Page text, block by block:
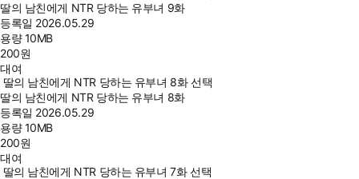
딸의 남친에게 NTR 당하는 유부녀 9화
등록일 2026.05.29
용량10MB
200원
대여
딸의 남친에게 NTR 당하는 유부녀 8화 선택
딸의 남친에게 NTR 당하는 유부녀 8화
등록일 2026.05.29
용량10MB
200원
대여
딸의 남친에게 NTR 당하는 유부녀 7화 선택